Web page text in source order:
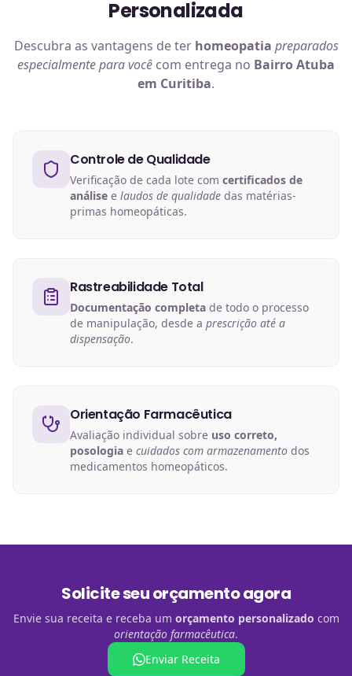
Personalizada
Descubra as vantagens de ter homeopatia preparados
especialmente para você com entrega no Bairro Atuba
em Curitiba.
Controle de Qualidade
Verificação de cada lote com certificados de
análise e laudos de qualidade das matérias-
primas homeopáticas.
Rastreabilidade Total
Documentação completa de todo o processo
de manipulação, desde a prescrição até a
dispensação.
Orientação Farmacêutica
Avaliação individual sobre uso correto,
posologia e cuidados com armazenamento dos
medicamentos homeopáticos.
Solicite seu orçamento agora
Envie sua receita e receba um orçamento personalizado com
orientação farmacêutica.
Enviar Receita